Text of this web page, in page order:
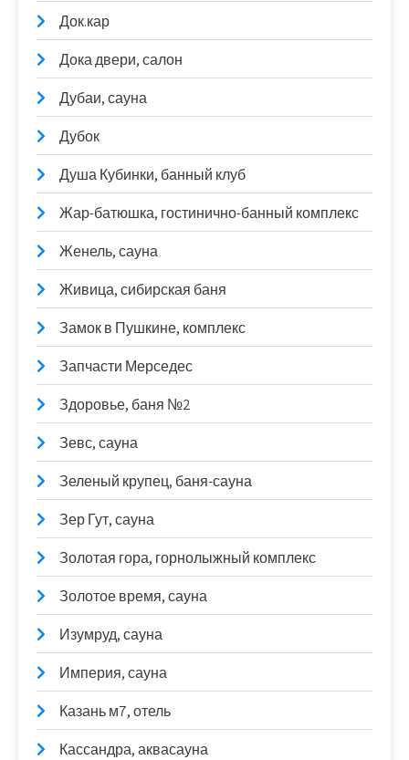
Док.кар
Дока двери, салон
Дубаи, сауна
Дубок
Душа Кубинки, банный клуб
Жар-батюшка, гостинично-банный комплекс
Женель, сауна
Живица, сибирская баня
Замок в Пушкине, комплекс
Запчасти Мерседес
Здоровье, баня №2
Зевс, сауна
Зеленый крупец, баня-сауна
Зер Гут, сауна
Золотая гора, горнолыжный комплекс
Золотое время, сауна
Изумруд, сауна
Империя, сауна
Казань м7, отель
Кассандра, аквасауна